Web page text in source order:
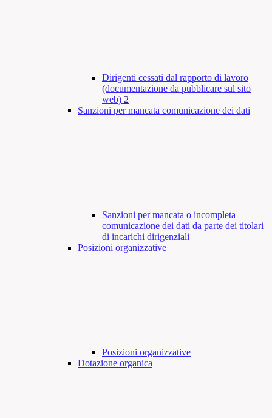
Dirigenti cessati dal rapporto di lavoro
(documentazione da pubblicare sul sito
web) 2
Sanzioni per mancata comunicazione dei dati
Sanzioni per mancata o incompleta
comunicazione dei dati da parte dei titolari
di incarichi dirigenziali
Posizioni organizzative
Posizioni organizzative
Dotazione organica